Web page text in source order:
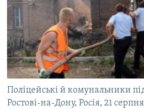
ДЕПОРТАЦІЯ
ВІДЕОУРОКИ «ELIFBE»
СВІДЧЕННЯ ОКУПАЦІЇ
УКРАЇНСЬКА ПРОБЛЕМА КРИМУ
ІНФОГРАФІКА
ЯК ОБІЙТИ БЛОКУВАННЯ
Русский
Qırımtatar
ДОЛУЧАЙСЯ!
Поліцейські й комунальники
Ростові-на-Дону, Росія, 21